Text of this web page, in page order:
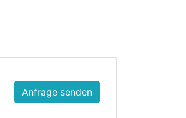
Anfrage senden